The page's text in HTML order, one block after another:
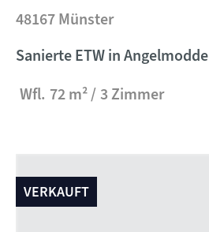
48167 Münster
Sanierte ETW in Angelmodde
Wfl. 72 m² 3 Zimmer
VERKAUFT